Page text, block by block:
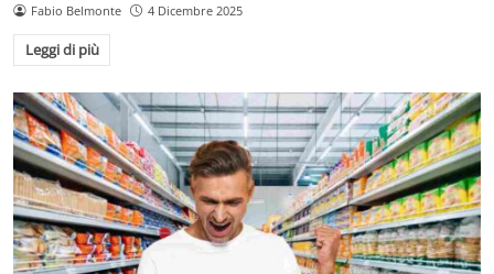
Fabio Belmonte 4 Dicembre 2025
Leggi di più